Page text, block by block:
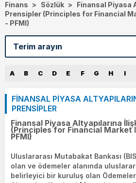
Finans > Sözlük >
Finansal Piyasa
Prensipler (Principles for Financial
- PFMI)
A B C D E F G H I
FİNANSAL PİYASA
PRENSİPLER
Finansal Piyasa Altyapılarına
(Principles for Financial
PFMI)
Uluslararası Mutabakat Bankası
olan ve ödemeler alanında
belirleyici bir kuruluş olan